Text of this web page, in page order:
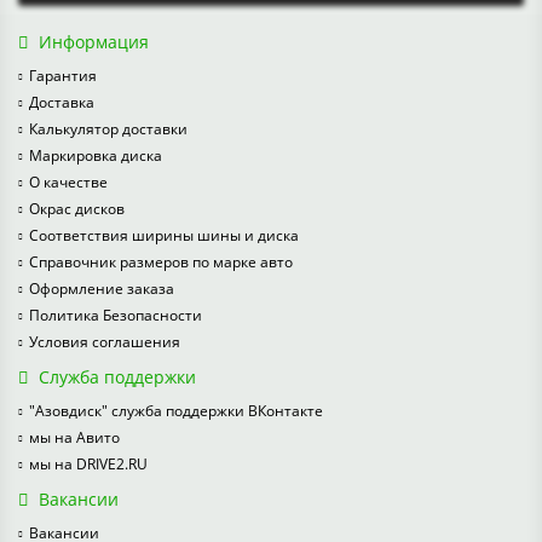
Информация
Гарантия
Доставка
Калькулятор доставки
Маркировка диска
О качестве
Окрас дисков
Соответствия ширины шины и диска
Справочник размеров по марке авто
Оформление заказа
Политика Безопасности
Условия соглашения
Служба поддержки
"Азовдиск" служба поддержки ВКонтакте
мы на Авито
мы на DRIVE2.RU
Вакансии
Вакансии